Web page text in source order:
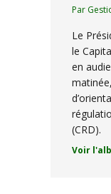
Par
Le
le
en
(CRD).
Voir